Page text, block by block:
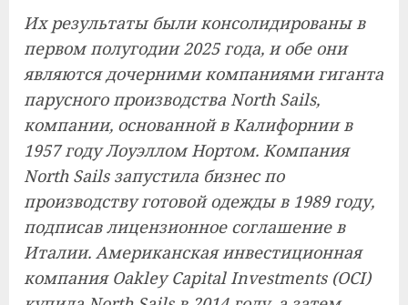
Их результаты были консолидированы в
первом полугодии 2025 года, и обе они
являются дочерними компаниями гиганта
парусного производства North Sails,
компании, основанной в Калифорнии в
1957 году Лоуэллом Нортом. Компания
North Sails запустила бизнес по
производству готовой одежды в 1989 году,
подписав лицензионное соглашение в
Италии. Американская инвестиционная
компания Oakley Capital Investments (OCI)